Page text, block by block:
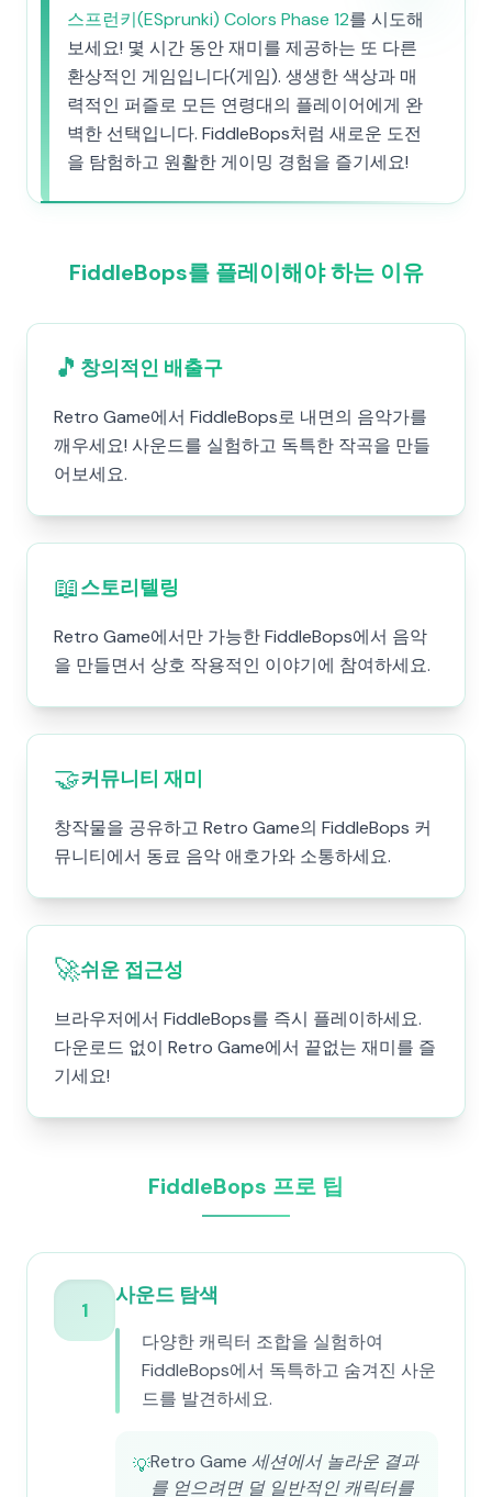
스프런키(ESprunki) Colors Phase 12를 시도해
보세요! 몇 시간 동안 재미를 제공하는 또 다른
환상적인 게임입니다(게임). 생생한 색상과 매
력적인 퍼즐로 모든 연령대의 플레이어에게 완
벽한 선택입니다. FiddleBops처럼 새로운 도전
을 탐험하고 원활한 게이밍 경험을 즐기세요!
FiddleBops를 플레이해야 하는 이유
🎵 창의적인 배출구
Retro Game에서 FiddleBops로 내면의 음악가를
깨우세요! 사운드를 실험하고 독특한 작곡을 만들
어보세요.
📖스토리텔링
Retro Game에서만 가능한 FiddleBops에서 음악
을 만들면서 상호 작용적인 이야기에 참여하세요.
🤝커뮤니티 재미
창작물을 공유하고 Retro Game의 FiddleBops 커
뮤니티에서 동료 음악 애호가와 소통하세요.
🚀쉬운 접근성
브라우저에서 FiddleBops를 즉시 플레이하세요.
다운로드 없이 Retro Game에서 끝없는 재미를 즐
기세요!
FiddleBops 프로 팁
1
사운드 탐색
다양한 캐릭터 조합을 실험하여
FiddleBops에서 독특하고 숨겨진 사운
드를 발견하세요.
💡Retro Game 세션에서 놀라운 결과
를 얻으려면 덜 일반적인 캐릭터를